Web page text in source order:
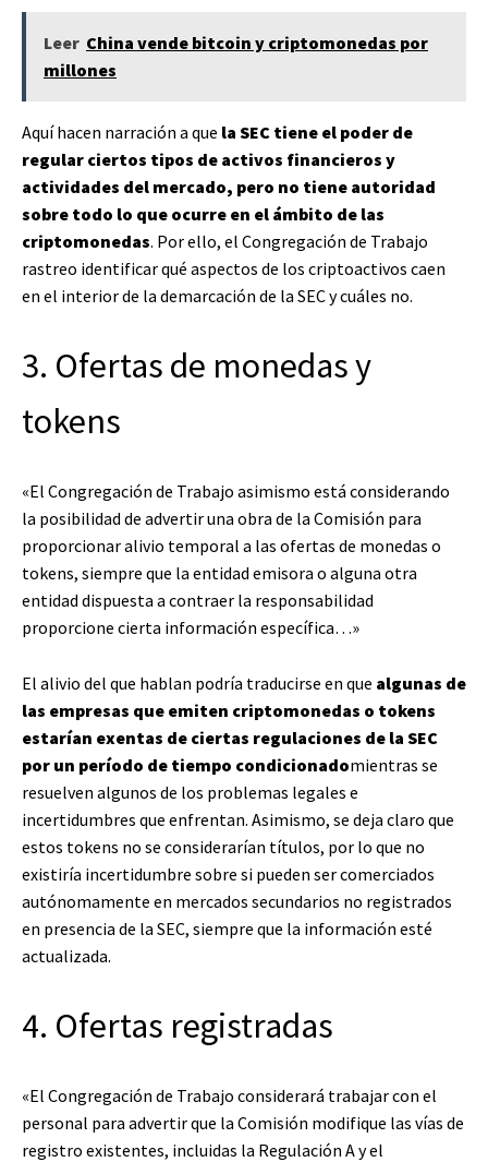
Leer China vende bitcoin y criptomonedas por
millones
Aquí hacen narración a que la SEC tiene el poder de
regular ciertos tipos de activos financieros y
actividades del mercado, pero no tiene autoridad
sobre todo lo que ocurre en el ámbito de las
criptomonedas. Por ello, el Congregación de Trabajo
rastreo identificar qué aspectos de los criptoactivos caen
en el interior de la demarcación de la SEC y cuáles no.
3. Ofertas de monedas y
tokens
«El Congregación de Trabajo asimismo está considerando
la posibilidad de advertir una obra de la Comisión para
proporcionar alivio temporal a las ofertas de monedas o
tokens, siempre que la entidad emisora o alguna otra
entidad dispuesta a contraer la responsabilidad
proporcione cierta información específica…»
El alivio del que hablan podría traducirse en que algunas de
las empresas que emiten criptomonedas o tokens
estarían exentas de ciertas regulaciones de la SEC
por un período de tiempo condicionadomientras se
resuelven algunos de los problemas legales e
incertidumbres que enfrentan. Asimismo, se deja claro que
estos tokens no se considerarían títulos, por lo que no
existiría incertidumbre sobre si pueden ser comerciados
autónomamente en mercados secundarios no registrados
en presencia de la SEC, siempre que la información esté
actualizada.
4. Ofertas registradas
«El Congregación de Trabajo considerará trabajar con el
personal para advertir que la Comisión modifique las vías de
registro existentes, incluidas la Regulación A y el